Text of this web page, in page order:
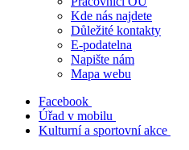
Kde nás najdete
Důležité kontakty
E-podatelna
Napište nám
Mapa webu
Facebook
Úřad v mobilu
Kulturní a sportovní akce